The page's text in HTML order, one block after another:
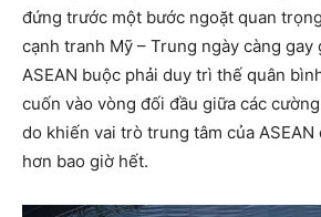
đứng trước một bước ngoặt quan
cạnh tranh Mỹ – Trung ngày càng gay
ASEAN buộc phải duy trì thế quân
cuốn vào vòng đối đầu giữa các
do khiến vai trò trung tâm của
hơn bao giờ hết.